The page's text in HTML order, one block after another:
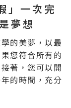
」一次完
夢想
的美夢，以最
您符合所有的
著，您可以開
的時間，充分